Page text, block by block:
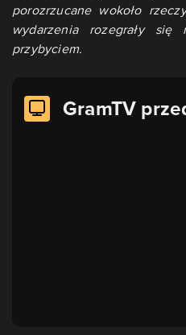
porozrzucane wokoło
wydarzenia rozegrały
przybyciem.
GramTV